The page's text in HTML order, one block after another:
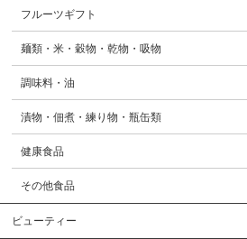
フルーツギフト
麺類・米・穀物・乾物・吸物
調味料・油
漬物・佃煮・練り物・瓶缶類
健康食品
その他食品
ビューティー